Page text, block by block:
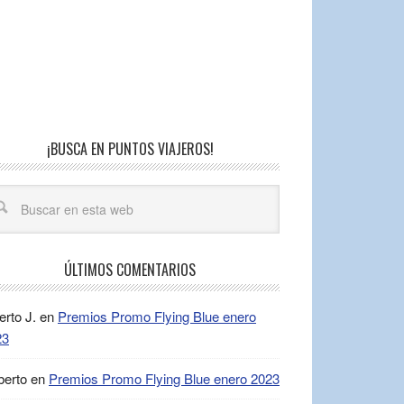
¡BUSCA EN PUNTOS VIAJEROS!
ÚLTIMOS COMENTARIOS
J. en Premios Promo Flying Blue enero
en Premios Promo Flying Blue enero 2023